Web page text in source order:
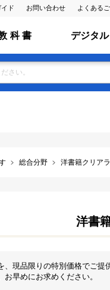
イド お問い合わせ よくある
科 書 デジタ
総合分野 洋書籍クリア
洋書
、現品限りの特別価格でご
早めにお求めください。